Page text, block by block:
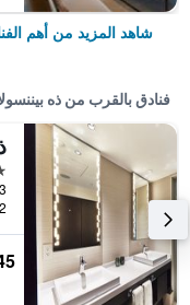
شاهد المزيد من أهم
فنادق بالقرب من ذه
4 نجوم
0.2